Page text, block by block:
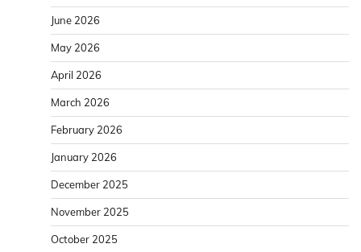
June 2026
May 2026
April 2026
March 2026
February 2026
January 2026
December 2025
November 2025
October 2025